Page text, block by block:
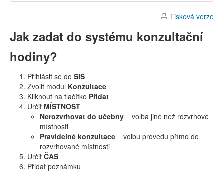
Tisková verze
Jak zadat do systému konzultační
hodiny?
Přihlásit se do SIS
Zvolit modul Konzultace
Kliknout na tlačítko Přidat
Určit MÍSTNOST
Nerozvrhovat do učebny = volba jiné než rozvrhové
místnosti
Pravidelné konzultace = volbu provedu přímo do
rozvrhované místnosti
Určit ČAS
Přidat poznámku